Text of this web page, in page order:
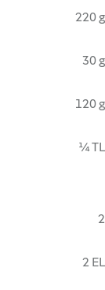
220 g
30 g
120 g
¼ TL
2
2 EL